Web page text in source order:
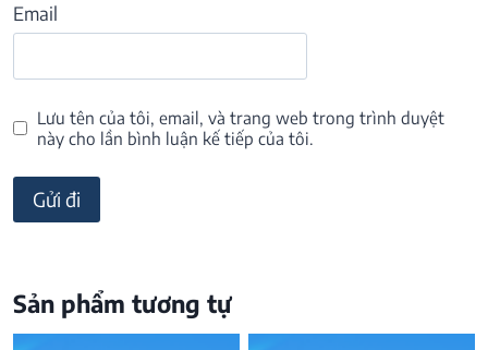
Email
Lưu tên của tôi, email, và trang web trong trình duyệt
này cho lần bình luận kế tiếp của tôi.
Sản phẩm tương tự